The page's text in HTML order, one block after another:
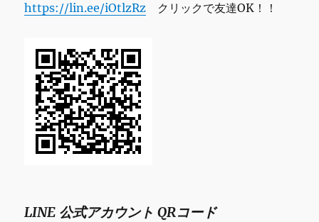
https://lin.ee/iOtlzRz クリックで友達OK！！
LINE 公式アカウント QRコード